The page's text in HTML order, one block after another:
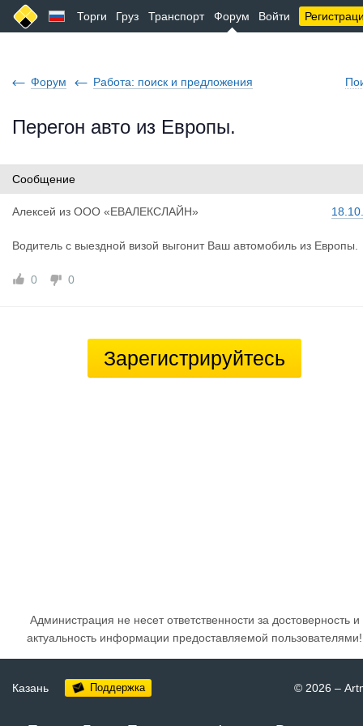
Торги Груз Транспорт Форум Войти
Форум Работа: поиск и предложения
Перегон авто из Европы.
Сообщение
Алексей из ООО «ЕВАЛЕКСЛАЙН»
Водитель с выездной визой выгонит Ваш автомобиль из Европы.
0 0
Зарегистрируйтесь
Администрация не несет ответственности за достоверность и
актуальность информации предоставляемой пользователями!
Казань Поддержка © 2026 –